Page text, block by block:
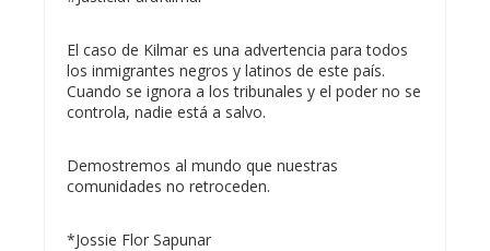
El caso de Kilmar es una advertencia para todos
los inmigrantes negros y latinos de este país.
Cuando se ignora a los tribunales y el poder no se
controla, nadie está a salvo.
Demostremos al mundo que nuestras
comunidades no retroceden.
*Jossie Flor Sapunar